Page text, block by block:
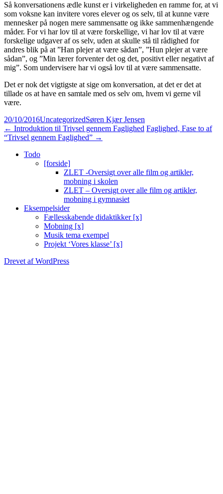
Så konversationens ædle kunst er i virkeligheden en ramme for, at vi
som voksne kan invitere vores elever og os selv, til at kunne være
mennesker på nogen mere sammensatte og ikke sammenhængende
måder. For vi har lov til at være forskellige, vi har lov til at være
forskelige udgaver af os selv, uden at skulle stå til rådighed for
andres blik på at ”Han plejer at være sådan”, ”Hun plejer at være
sådan”, og ”Min lærer forventer det og det, positivt eller negativt af
mig”. Som undervisere har vi også lov til at være sammensatte.
Det er nok det vigtigste at sige om konversation, at det er det at
tillade os at have en samtale med os selv om, hvem vi gerne vil
være.
20/10/2016UncategorizedSøren Kjær Jensen
Indlægsnavigation
← Introduktion til Trivsel gennem Faglighed Faglighed, Fase to af
“Trivsel gennem Faglighed” →
Todo
[forside]
ZLET -Oversigt over alle film og artikler,
mobning i skolen
ZLET – Oversigt over alle film og artikler,
mobning i gymnasiet
Eksempelsider
Fællesskabende didaktikker [x]
Mobning [x]
Musik tema exempel
Projekt ‘Vores klasse’ [x]
Drevet af WordPress